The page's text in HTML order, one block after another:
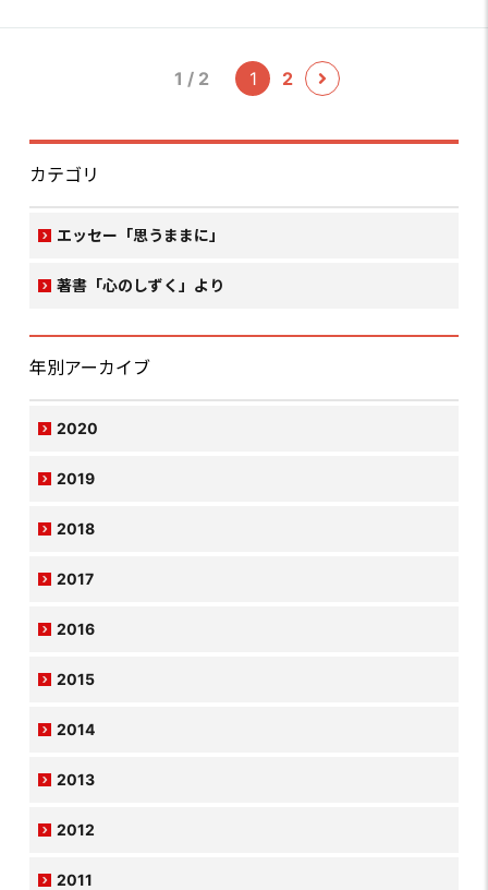
1 / 2 1 2
カテゴリ
エッセー「思うままに」
著書「心のしずく」より
年別アーカイブ
2020
2019
2018
2017
2016
2015
2014
2013
2012
2011